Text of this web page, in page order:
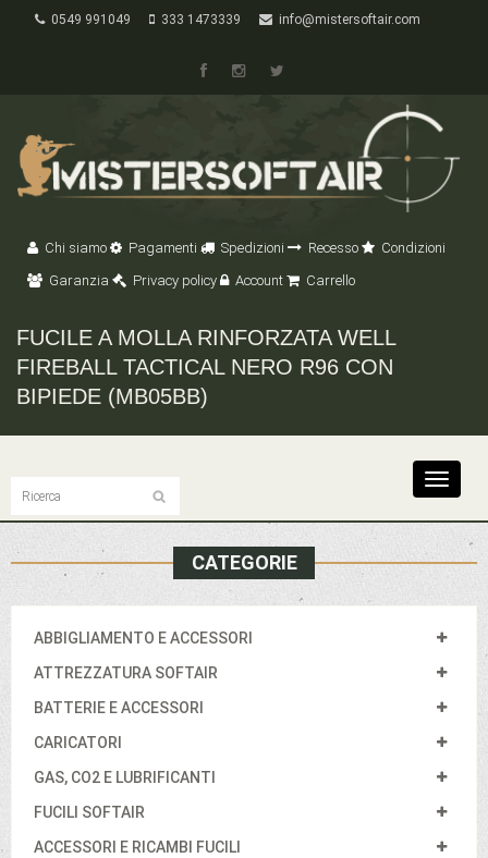
0549 991049 333 1473339 info@mistersoftair.com
Chi siamo Pagamenti Spedizioni Recesso
Condizioni
Garanzia
Privacy policy Account Carrello
FUCILE A MOLLA RINFORZATA WELL
FIREBALL TACTICAL NERO R96 CON
BIPIEDE (MB05BB)
Toggle
CATEGORIE
ABBIGLIAMENTO E ACCESSORI
ATTREZZATURA SOFTAIR
BATTERIE E ACCESSORI
CARICATORI
GAS, CO2 E LUBRIFICANTI
FUCILI SOFTAIR
ACCESSORI E RICAMBI FUCILI